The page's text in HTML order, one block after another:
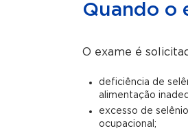
Quando o
O exame é
deficiência de
alimentação
excesso de
ocupacional;